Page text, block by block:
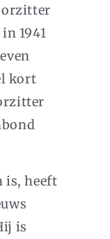
1941
kort
is, heeft
is